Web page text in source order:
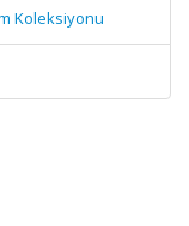
Koleksiyonu